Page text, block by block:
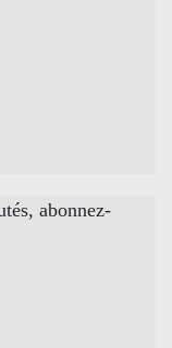
abonnez-